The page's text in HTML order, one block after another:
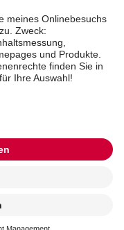
Stiftung
widerrufen